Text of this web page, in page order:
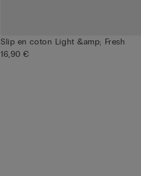
Slip en coton Light &amp; Fresh
16,90 €